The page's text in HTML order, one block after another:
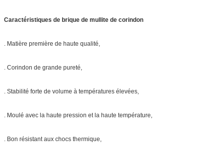
Caractéristiques de brique de mullite de corindon
. Matière première de haute qualité,
. Corindon de grande pureté,
. Stabilité forte de volume à températures élevées,
. Moulé avec la haute pression et la haute température,
. Bon résistant aux chocs thermique,